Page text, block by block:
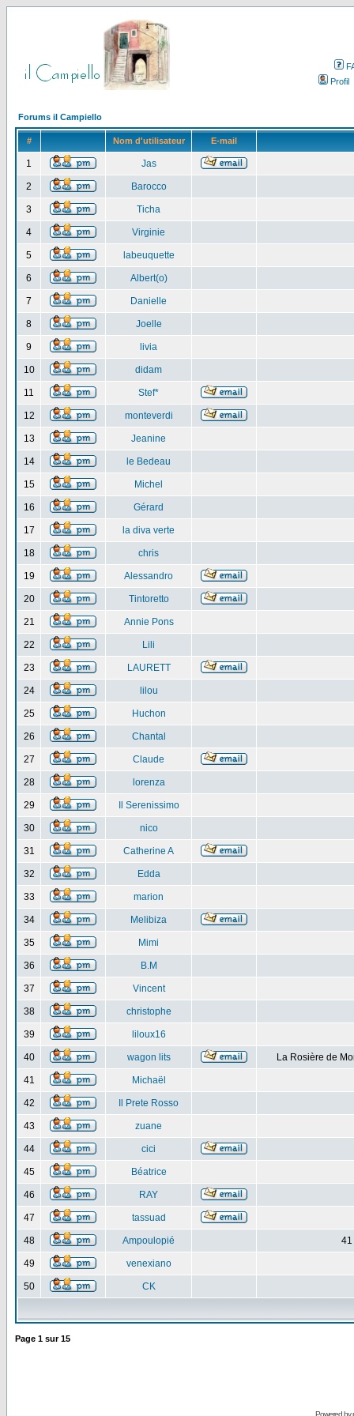
Profil
Forums il Campiello
# Nom d'utilisateur E-mail
1 Jas
2 Barocco
3 Ticha
4 Virginie
5 labeuquette
6 Albert(o)
7 Danielle
8 Joelle
9 livia
10 didam
11 Stef*
12 monteverdi
13 Jeanine
14 le Bedeau
15 Michel
16 Gérard
17 la diva verte
18 chris
19 Alessandro
20 Tintoretto
21 Annie Pons
22 Lili
23 LAURETT
24 lilou
25 Huchon
26 Chantal
27 Claude
28 lorenza
29 Il Serenissimo
30 nico
31 Catherine A
32 Edda
33 marion
34 Melibiza
35 Mimi
36 B.M
37 Vincent
38 christophe
39 liloux16
40 wagon lits La Rosière de
41 Michaël
42 Il Prete Rosso
43 zuane
44 cici
45 Béatrice
46 RAY
47 tassuad
48 Ampoulopié 41
49 venexiano
50 CK
Page 1 sur15
Powered by